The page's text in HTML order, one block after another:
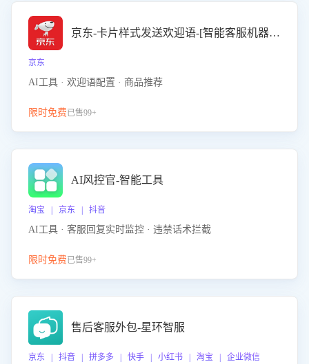
京东-卡片样式发送欢迎语-[智能客服机器人]
京东
AI工具 · 欢迎语配置 · 商品推荐
限时免费已售99+
AI风控官-智能工具
淘宝 | 京东 | 抖音
AI工具 · 客服回复实时监控 · 违禁话术拦截
限时免费已售99+
售后客服外包-星环智服
京东 | 抖音 | 拼多多 | 快手 | 小红书 | 淘宝 | 企业微信